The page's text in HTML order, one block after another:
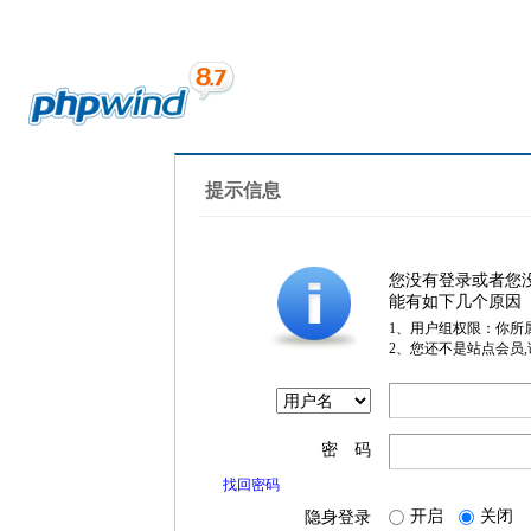
提示信息
您没有登录或者您
能有如下几个原因
1、用户组权限：你所
2、您还不是站点会员
密 码
找回密码
隐身登录 开启 关闭